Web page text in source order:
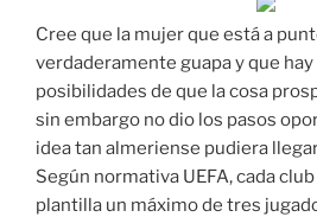
Cree que la mujer que está a
verdaderamente guapa y que
posibilidades de que la cosa
sin embargo no dio los pasos
idea tan almeriense pudiera
Según normativa UEFA, cada
plantilla un máximo de tres